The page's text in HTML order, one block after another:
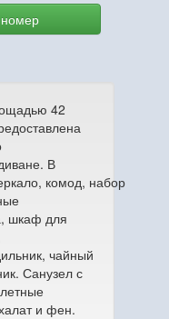
42
В
комод, набор
шкаф для
чайный
Санузел с
и фен.